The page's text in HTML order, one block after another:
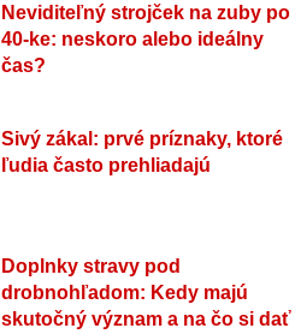
Neviditeľný strojček na zuby po
40-ke: neskoro alebo ideálny
čas?
Sivý zákal: prvé príznaky, ktoré
ľudia často prehliadajú
Doplnky stravy pod
drobnohľadom: Kedy majú
skutočný význam a na čo si dať